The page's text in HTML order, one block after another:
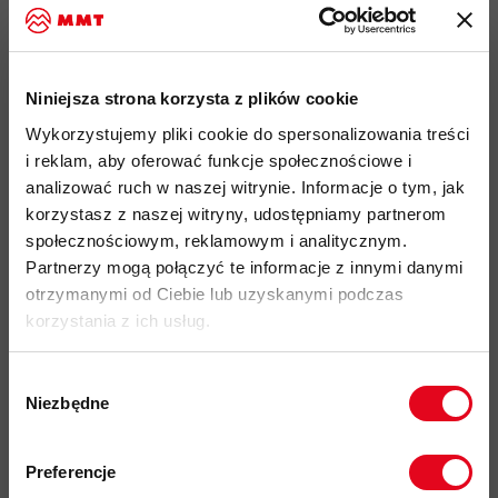
Niniejsza strona korzysta z plików cookie
Wykorzystujemy pliki cookie do spersonalizowania treści
i reklam, aby oferować funkcje społecznościowe i
analizować ruch w naszej witrynie. Informacje o tym, jak
korzystasz z naszej witryny, udostępniamy partnerom
społecznościowym, reklamowym i analitycznym.
Partnerzy mogą połączyć te informacje z innymi danymi
otrzymanymi od Ciebie lub uzyskanymi podczas
korzystania z ich usług.
zgody
Niezbędne
Preferencje
2 boczne kieszenie zapinane na zamki błyskawiczne YKK
elastyczny dół i mankiety dla lepszego dopasowania
przyjazność środowiskowa:certyfikat bluesign, Fair Wear,
materiały pochodzące z recyklingu, Solution dye
kod produktu: 1014-04360
Więcej o produkcie
Specyfikacja
odbierz